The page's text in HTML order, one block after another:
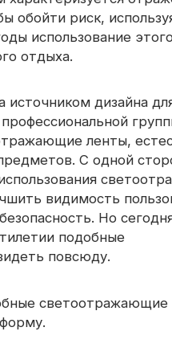
ткань
обойти риск,
использование
отдыха.
дизайна
ленты,
С одной
видимость
Но
подобные
повсюду.
светоотражающие